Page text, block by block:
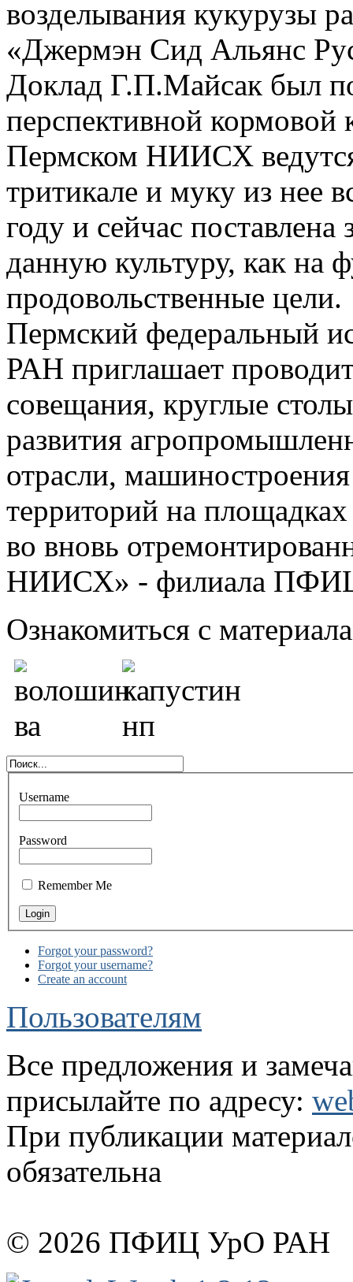
возделывания кукурузы
«Джермэн Сид Альянс
Доклад Г.П.Майсак был
перспективной кормовой
Пермском НИИСХ
тритикале и муку из нее
году и сейчас поставлена
данную культуру, как на
продовольственные цели.
Пермский федеральный
РАН приглашает
совещания, круглые
развития
отрасли,
территорий на
во вновь
НИИСХ» - филиала
Ознакомиться с
Username
Password
Remember Me
Forgot your password?
Forgot your username?
Create an account
Пользователям
Все предложения и
присылайте по адресу:
При публикации
обязательна
© 2026 ПФИЦ УрО РАН